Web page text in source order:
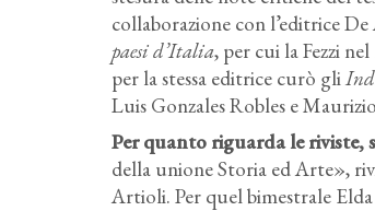
collaborazione con l’editrice
paesi d’Italia, per cui la Fezzi
per la stessa editrice curò gli
Luis Gonzales Robles e
Per quanto riguarda le riviste,
della unione Storia ed Arte»,
Artioli. Per quel bimestrale